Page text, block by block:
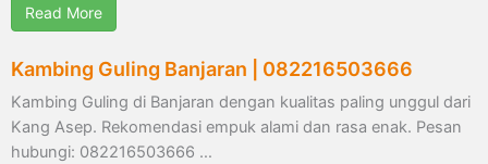
Read More
Kambing Guling Banjaran | 082216503666
Kambing Guling di Banjaran dengan kualitas paling unggul dari
Kang Asep. Rekomendasi empuk alami dan rasa enak. Pesan
hubungi: 082216503666 …